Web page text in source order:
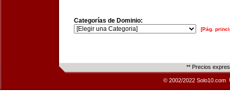
Categorías de Dominio:
[Pág.
** Precios
© 2002/2022 Solo10.com